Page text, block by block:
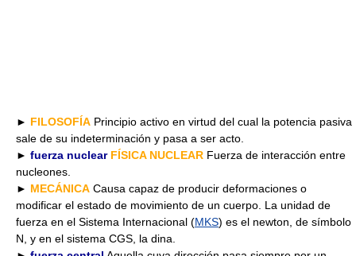
► FILOSOFÍA Principio activo en virtud del cual la potencia pasiva
sale de su indeterminación y pasa a ser acto.
► fuerza nuclear FÍSICA NUCLEAR Fuerza de interacción entre
nucleones.
► MECÁNICA Causa capaz de producir deformaciones o
modificar el estado de movimiento de un cuerpo. La unidad de
fuerza en el Sistema Internacional (MKS) es el newton, de símbolo
N, y en el sistema CGS, la dina.